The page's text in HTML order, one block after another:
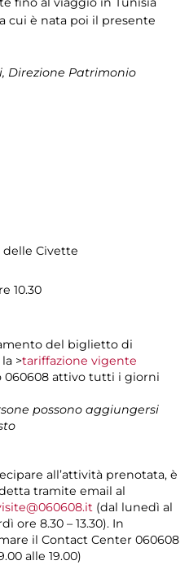
cui è nata poi il presente
Direzione Patrimonio
delle Civette
10.30
del biglietto di
>tariffazione vigente
060608 attivo tutti i giorni
possono aggiungersi
all’attività prenotata, è
tramite email al
(dal lunedì al
ore 8.30 – 13.30). In
il Contact Center 060608
alle 19.00)